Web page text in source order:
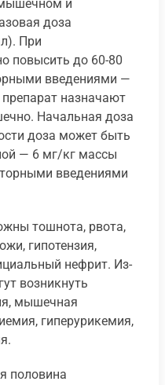
и
доза
При
повысить до 60-80
введениями —
назначают
Начальная доза
доза может быть
— 6 мг/кг массы
введениями
тошнота, рвота,
гипотензия,
нефрит. Из-
возникнуть
мышечная
гиперурикемия,
половина